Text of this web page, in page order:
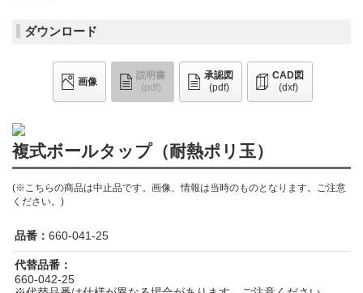
ダウンロード
画像
説明書
(pdf)
承認図
(pdf)
CAD図
(dxf)
複式ボールタップ（耐熱ポリ玉）
(※こちらの商品は中止品です。画像、情報は当時のものとなります。ご注意
ください。)
品番： 660-041-25
代替品番：
660-042-25